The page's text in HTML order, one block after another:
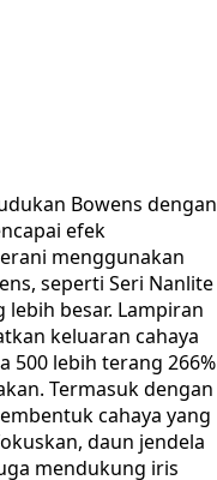
Bowens dengan
efek
menggunakan
seperti Seri Nanlite
lebih besar. Lampiran
keluaran cahaya
500 lebih terang 266%
Termasuk dengan
cahaya yang
daun jendela
mendukung iris